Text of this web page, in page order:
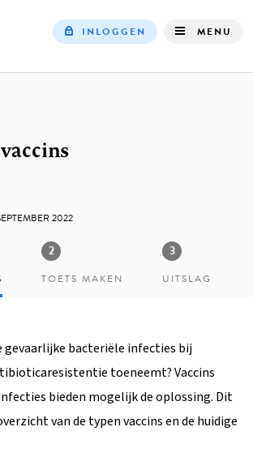
INLOGGEN MENU
2022
TOETS MAKEN UITSLAG
gevaarlijke bacteriële infecties bij
toeneemt? Vaccins
bieden mogelijk de oplossing. Dit
van de typen vaccins en de huidige